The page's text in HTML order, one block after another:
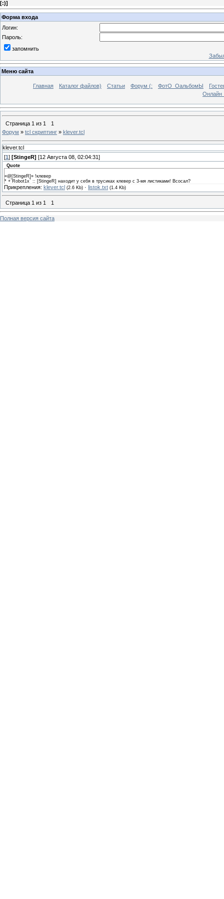
[:)]
Форма входа
Логин:
Пароль:
запомнить
Меню сайта
Главная Каталог файлов) Статьи Форум (: ФотО_ОальбомЫ
Онлайн
Страница 1 из 1
1
Форум » tcl скриптинг » klever.tcl
klever.tcl
[1 ] [StingeR] [12 Августа 08, 02:04:31]
Quote
«@[StingeR]» !клевер
* +`Robot1x` :: [StingeR] находит у себя в трусиках клевер с 3-мя листиками! Всосал?
Прикрепления: klever.tcl (2.6 Kb) · listok.txt (1.4 Kb)
Страница 1 из 1 1
Полная версия сайта